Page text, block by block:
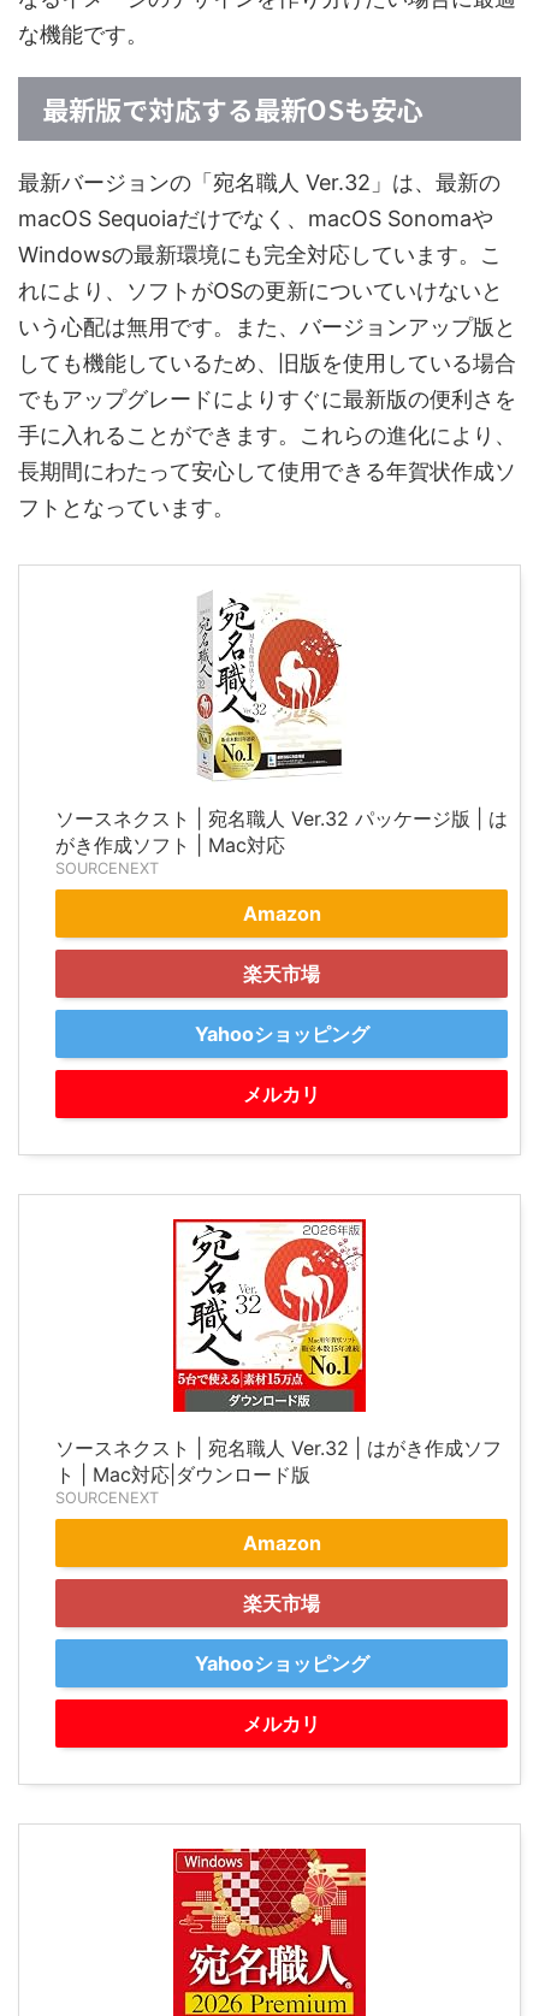
な機能です。
最新版で対応する最新OSも安心
最新バージョンの「宛名職人 Ver.32」は、最新の
macOS Sequoiaだけでなく、macOS Sonomaや
Windowsの最新環境にも完全対応しています。こ
れにより、ソフトがOSの更新についていけないと
いう心配は無用です。また、バージョンアップ版と
しても機能しているため、旧版を使用している場合
でもアップグレードによりすぐに最新版の便利さを
手に入れることができます。これらの進化により、
長期間にわたって安心して使用できる年賀状作成ソ
フトとなっています。
ソースネクスト | 宛名職人 Ver.32 パッケージ版 | は
がき作成ソフト | Mac対応
SOURCENEXT
Amazon
楽天市場
Yahooショッピング
メルカリ
ソースネクスト | 宛名職人 Ver.32 | はがき作成ソフ
ト | Mac対応|ダウンロード版
SOURCENEXT
Amazon
楽天市場
Yahooショッピング
メルカリ